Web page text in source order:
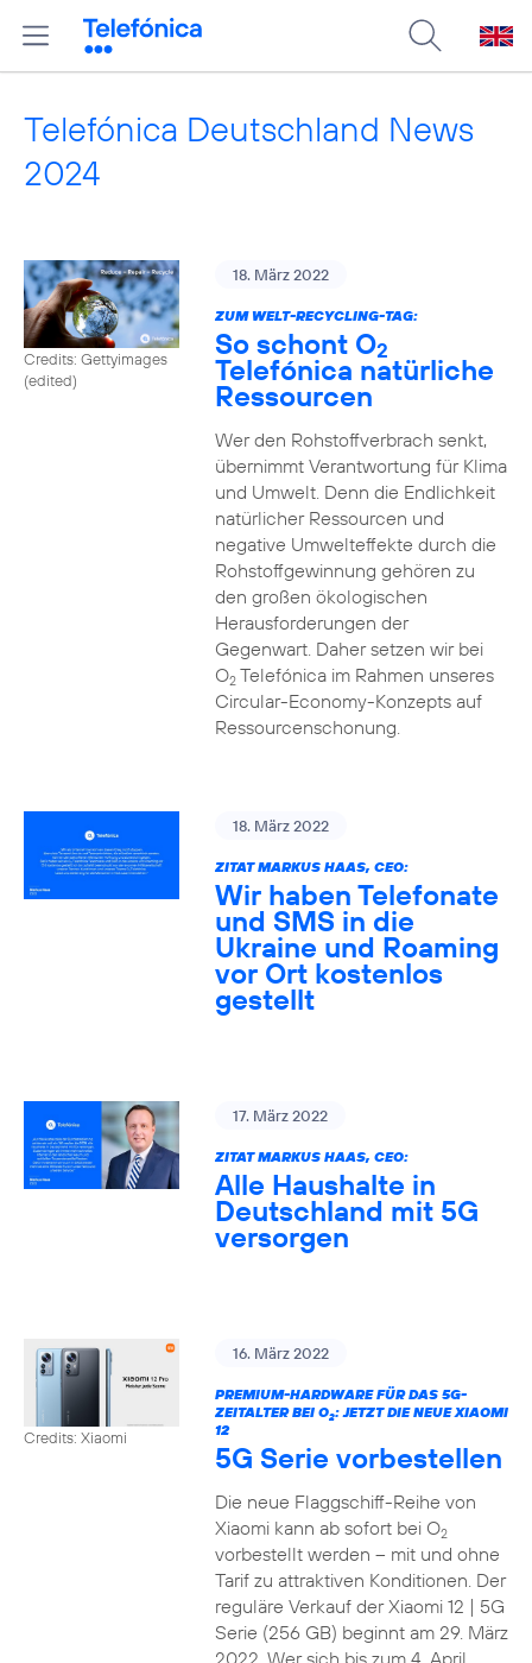
Telefónica Deutschland News
2024
Credits: Gettyimages
(edited)
18. März 2022
ZUM WELT-RECYCLING-TAG:
So schont O2
Telefónica natürliche
Ressourcen
Wer den Rohstoffverbrach senkt,
übernimmt Verantwortung für Klima
und Umwelt. Denn die Endlichkeit
natürlicher Ressourcen und
negative Umwelteffekte durch die
Rohstoffgewinnung gehören zu
den großen ökologischen
Herausforderungen der
Gegenwart. Daher setzen wir bei
O2Telefónica im Rahmen unseres
Circular-Economy-Konzepts auf
Ressourcenschonung.
18. März 2022
ZITAT MARKUS HAAS, CEO:
Wir haben Telefonate
und SMS in die
Ukraine und Roaming
vor Ort kostenlos
gestellt
17. März 2022
ZITAT MARKUS HAAS, CEO:
Alle Haushalte in
Deutschland mit 5G
versorgen
Credits: Xiaomi
16. März 2022
PREMIUM-HARDWARE FÜR DAS 5G-
ZEITALTER BEI O2: JETZT DIE NEUE XIAOMI
12
5G Serie vorbestellen
Die neue Flaggschiff-Reihe von
Xiaomi kann ab sofort bei O2
vorbestellt werden – mit und ohne
Tarif zu attraktiven Konditionen. Der
reguläre Verkauf der Xiaomi 12 | 5G
Serie (256 GB) beginnt am 29. März
2022. Wer sich bis zum 4. April